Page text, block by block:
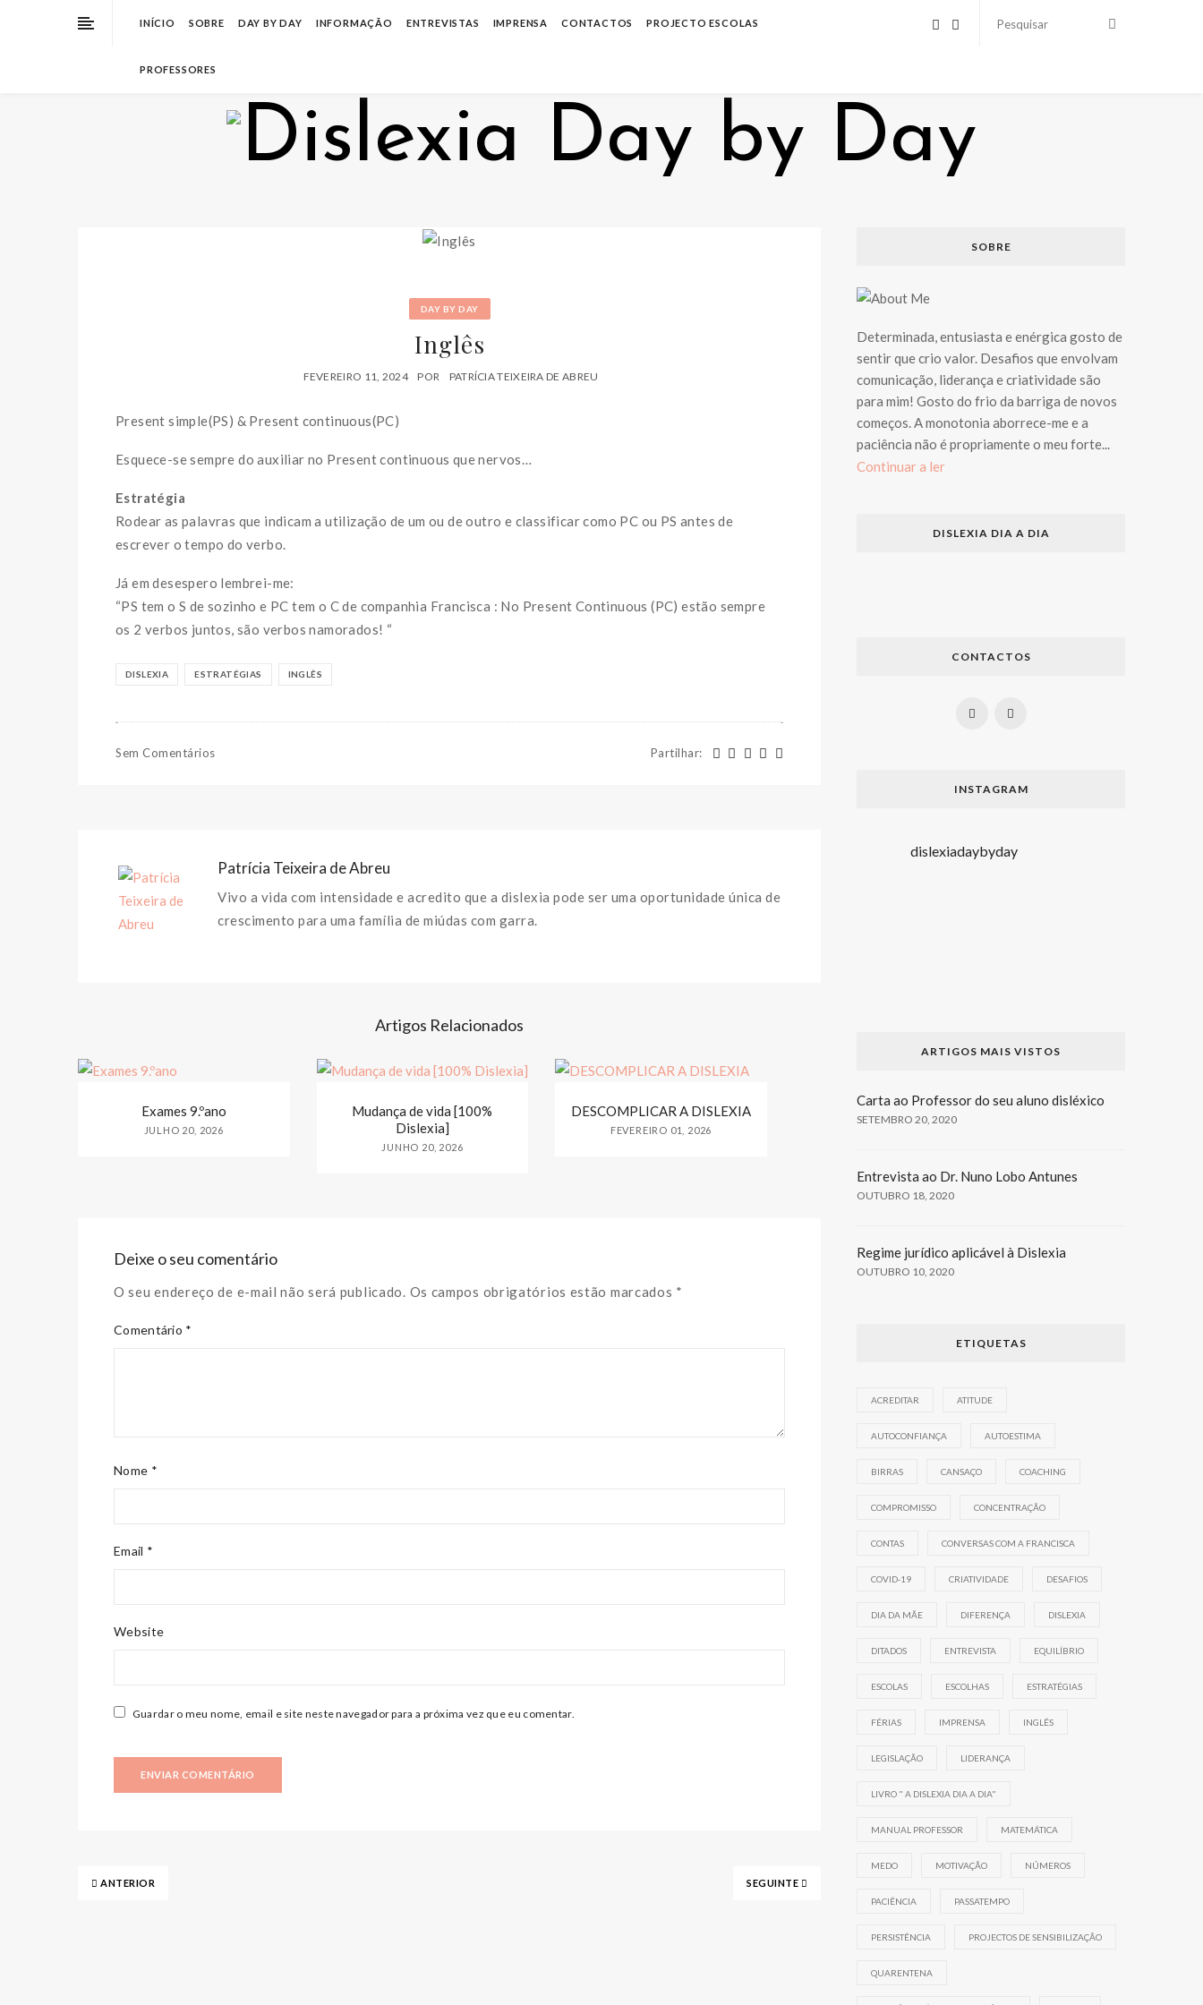
INÍCIO SOBRE DAY BY DAY INFORMAÇÃO ENTREVISTAS IMPRENSA CONTACTOS PROJECTO ESCOLAS
PROFESSORES
DAY BY DAY
Inglês
FEVEREIRO 11, 2024 POR PATRÍCIA TEIXEIRA DE ABREU
Present simple(PS) & Present continuous(PC)
Esquece-se sempre do auxiliar no Present continuous que nervos…
Estratégia
Rodear as palavras que indicam a utilização de um ou de outro e classificar como PC ou PS antes de
escrever o tempo do verbo.
Já em desespero lembrei-me:
“PS tem o S de sozinho e PC tem o C de companhia Francisca : No Present Continuous (PC) estão sempre
os 2 verbos juntos, são verbos namorados! “
DISLEXIA ESTRATÉGIAS INGLÊS
Sem Comentários Partilhar:
Patrícia Teixeira de Abreu
Vivo a vida com intensidade e acredito que a dislexia pode ser uma oportunidade única de
crescimento para uma família de miúdas com garra.
Artigos Relacionados
Exames 9.ºano
JULHO 20, 2026
Mudança de vida [100%
Dislexia]
JUNHO 20, 2026
DESCOMPLICAR A DISLEXIA
FEVEREIRO 01, 2026
Deixe o seu comentário
O seu endereço de e-mail não será publicado. Os campos obrigatórios estão marcados *
Comentário *
Nome *
Email *
Website
Guardar o meu nome, email e site neste navegador para a próxima vez que eu comentar.
ANTERIOR SEGUINTE
SOBRE
Determinada, entusiasta e enérgica gosto de
sentir que crio valor. Desafios que envolvam
comunicação, liderança e criatividade são
para mim! Gosto do frio da barriga de novos
começos. A monotonia aborrece-me e a
paciência não é propriamente o meu forte...
Continuar a ler
DISLEXIA DIA A DIA
CONTACTOS
INSTAGRAM
dislexiadaybyday
ARTIGOS MAIS VISTOS
Carta ao Professor do seu aluno disléxico
SETEMBRO 20, 2020
Entrevista ao Dr. Nuno Lobo Antunes
OUTUBRO 18, 2020
Regime jurídico aplicável à Dislexia
OUTUBRO 10, 2020
ETIQUETAS
ACREDITAR ATITUDE
AUTOCONFIANÇA AUTOESTIMA
BIRRAS CANSAÇO COACHING
COMPROMISSO CONCENTRAÇÃO
CONTAS CONVERSAS COM A FRANCISCA
COVID-19 CRIATIVIDADE DESAFIOS
DIA DA MÃE DIFERENÇA DISLEXIA
DITADOS ENTREVISTA EQUILÍBRIO
ESCOLAS ESCOLHAS ESTRATÉGIAS
FÉRIAS IMPRENSA INGLÊS
LEGISLAÇÃO LIDERANÇA
LIVRO " A DISLEXIA DIA A DIA"
MANUAL PROFESSOR MATEMÁTICA
MEDO MOTIVAÇÃO NÚMEROS
PACIÊNCIA PASSATEMPO
PERSISTÊNCIA PROJECTOS DE SENSIBILIZAÇÃO
QUARENTENA